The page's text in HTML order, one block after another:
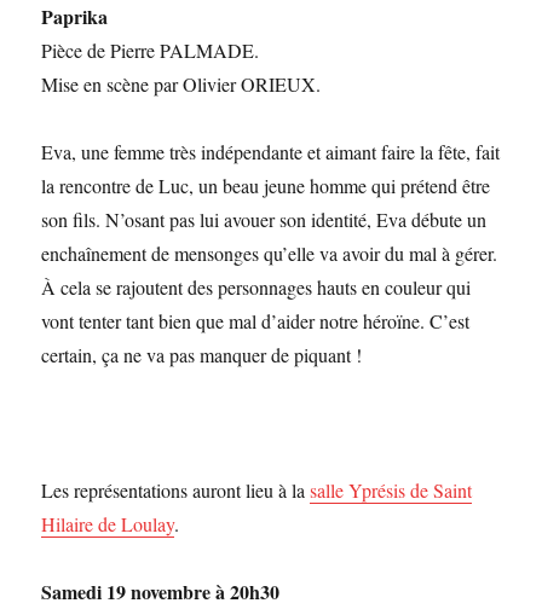
Paprika
Pièce de Pierre PALMADE.
Mise en scène par Olivier ORIEUX.
Eva, une femme très indépendante et aimant faire la fête, fait
la rencontre de Luc, un beau jeune homme qui prétend être
son fils. N’osant pas lui avouer son identité, Eva débute un
enchaînement de mensonges qu’elle va avoir du mal à gérer.
À cela se rajoutent des personnages hauts en couleur qui
vont tenter tant bien que mal d’aider notre héroïne. C’est
certain, ça ne va pas manquer de piquant !
Les représentations auront lieu à lasalle Yprésis de Saint
Hilaire de Loulay.
Samedi 19 novembre à 20h30